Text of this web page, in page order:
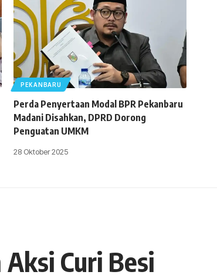
PEKANBARU
Perda Penyertaan Modal BPR Pekanbaru
Madani Disahkan, DPRD Dorong
Penguatan UMKM
28 Oktober 2025
Curi Besi